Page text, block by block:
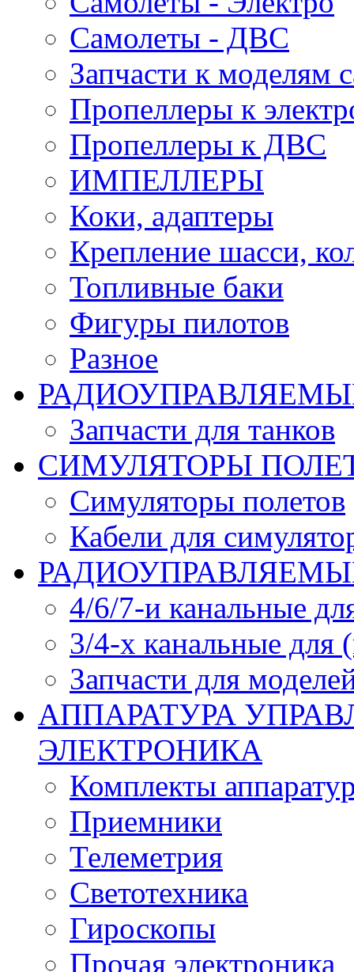
Самолеты - ДВС
Запчасти к моделям
Пропеллеры к
Пропеллеры к ДВС
ИМПЕЛЛЕРЫ
Коки, адаптеры
Крепление шасси,
Топливные баки
Фигуры пилотов
Разное
Запчасти для танков
СИМУЛЯТОРЫ
Симуляторы полетов
Кабели для
4/6/7-и канальные
3/4-х канальные
Запчасти для
АППАРАТУРА
ЭЛЕКТРОНИКА
Комплекты
Приемники
Телеметрия
Светотехника
Гироскопы
Прочая электроника